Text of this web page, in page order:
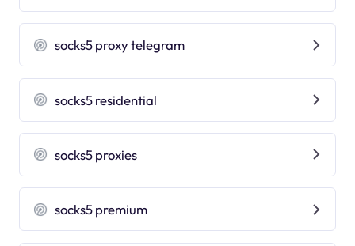
socks5 proxy telegram
socks5 residential
socks5 proxies
socks5 premium